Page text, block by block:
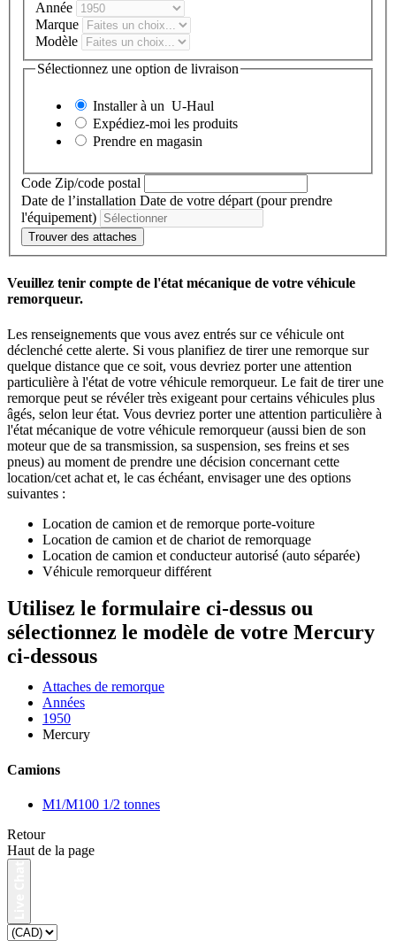
Année
Marque
Modèle
Sélectionnez une option de livraison
Installer à un U-Haul
Expédiez-moi les produits
Prendre en magasin
Code Zip/code postal
Date de l’installation Date de votre départ (pour prendre
l'équipement)
Trouver des attaches
Veuillez tenir compte de l'état mécanique de votre véhicule
remorqueur.
Les renseignements que vous avez entrés sur ce véhicule ont
déclenché cette alerte. Si vous planifiez de tirer une remorque sur
quelque distance que ce soit, vous devriez porter une attention
particulière à l'état de votre véhicule remorqueur. Le fait de tirer une
remorque peut se révéler très exigeant pour certains véhicules plus
âgés, selon leur état. Vous devriez porter une attention particulière à
l'état mécanique de votre véhicule remorqueur (aussi bien de son
moteur que de sa transmission, sa suspension, ses freins et ses
pneus) au moment de prendre une décision concernant cette
location/cet achat et, le cas échéant, envisager une des options
suivantes :
Location de camion et de remorque porte-voiture
Location de camion et de chariot de remorquage
Location de camion et conducteur autorisé (auto séparée)
Véhicule remorqueur différent
Utilisez le formulaire ci-dessus ou
sélectionnez le modèle de votre Mercury
ci-dessous
Attaches de remorque
Années
1950
Mercury
Camions
M1/M100 1/2 tonnes
Retour
Haut de la page